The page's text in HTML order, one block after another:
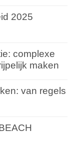
2025
complexe
maken
van regels